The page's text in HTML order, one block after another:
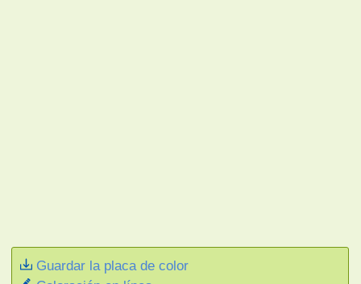
Guardar la placa de color